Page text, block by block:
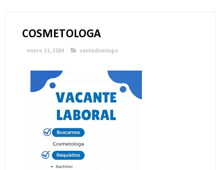
COSMETOLOGA
enero 11, 2024 santodomingo